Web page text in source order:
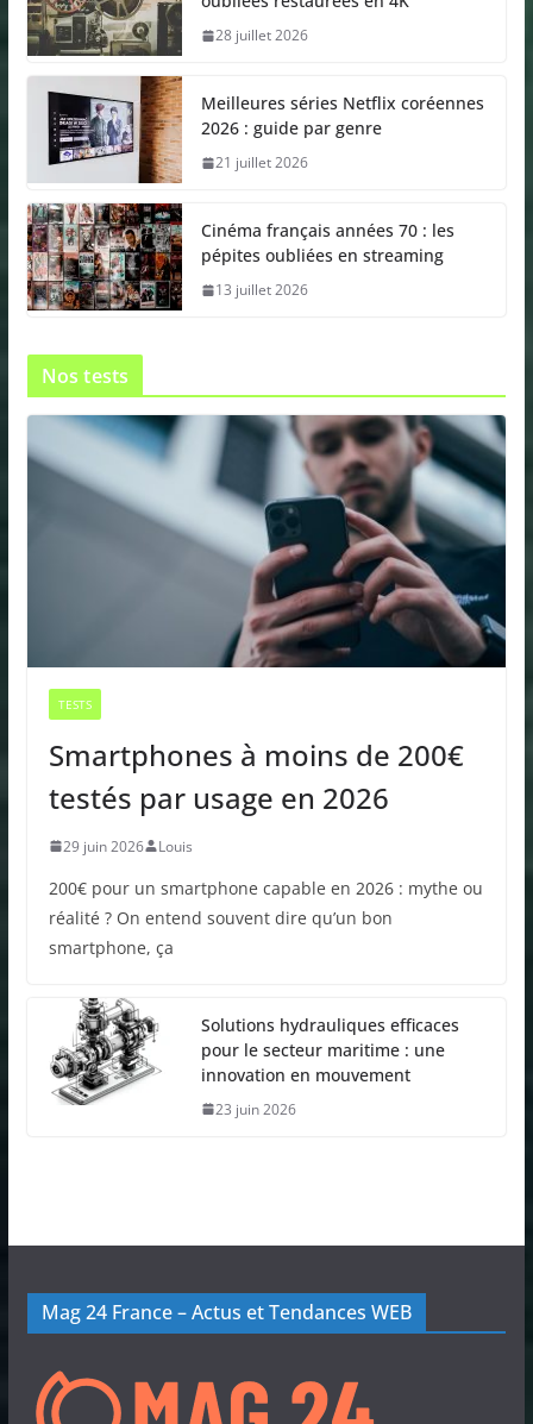
28 juillet 2026
Meilleures séries Netflix coréennes
2026 : guide par genre
21 juillet 2026
Cinéma français années 70 : les
pépites oubliées en streaming
13 juillet 2026
Nos tests
TESTS
Smartphones à moins de 200€
testés par usage en 2026
29 juin 2026 Louis
200€ pour un smartphone capable en 2026 : mythe ou
réalité ? On entend souvent dire qu’un bon
smartphone, ça
Solutions hydrauliques efficaces
pour le secteur maritime : une
innovation en mouvement
23 juin 2026
Mag 24 France – Actus et Tendances WEB